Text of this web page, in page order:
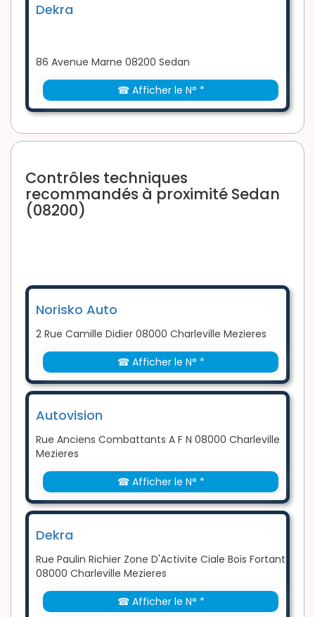
Dekra
86 Avenue Marne 08200 Sedan
☎ Afficher le N° *
Contrôles techniques
recommandés à proximité Sedan
(08200)
Norisko Auto
2 Rue Camille Didier 08000 Charleville Mezieres
☎ Afficher le N° *
Autovision
Rue Anciens Combattants A F N 08000 Charleville
Mezieres
☎ Afficher le N° *
Dekra
Rue Paulin Richier Zone D'Activite Ciale Bois Fortant
08000 Charleville Mezieres
☎ Afficher le N° *